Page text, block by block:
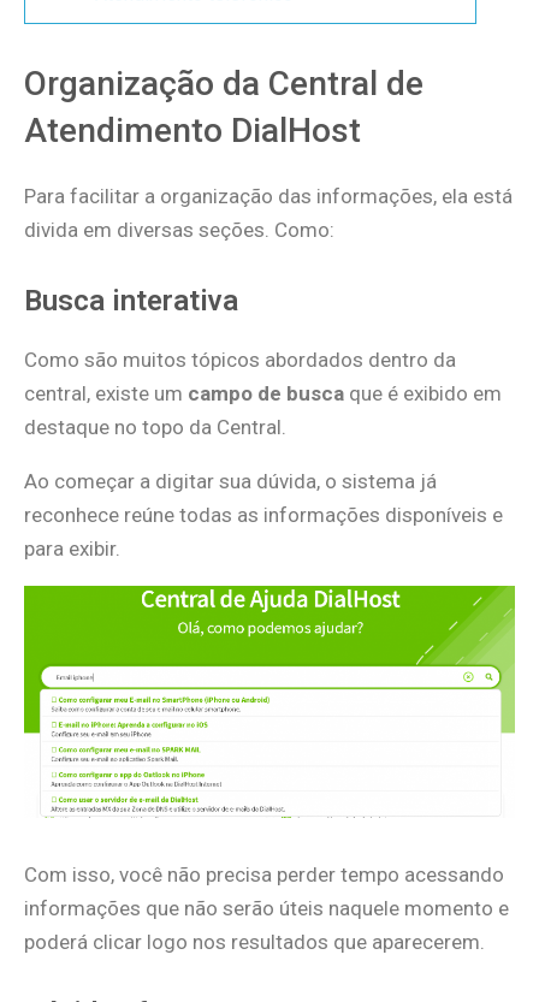
Organização da Central de
Atendimento DialHost
Para facilitar a organização das informações, ela está
divida em diversas seções. Como:
Busca interativa
Como são muitos tópicos abordados dentro da
central, existe um campo de busca que é exibido em
destaque no topo da Central.
Ao começar a digitar sua dúvida, o sistema já
reconhece reúne todas as informações disponíveis e
para exibir.
Com isso, você não precisa perder tempo acessando
informações que não serão úteis naquele momento e
poderá clicar logo nos resultados que aparecerem.